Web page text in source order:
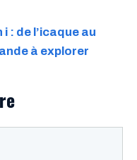
: de l’icaque au
à explorer